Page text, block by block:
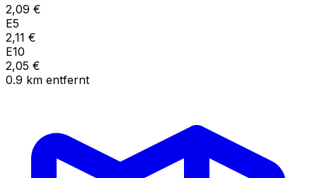
2,09 €
E5
2,11 €
E10
2,05 €
0.9 km entfernt